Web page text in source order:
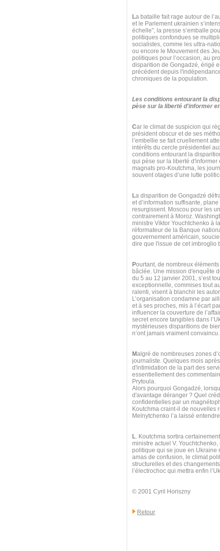
La bataille fait rage autour de
et le Parlement ukrainien
échelle”, la presse s’emballe
politiques confondues se
socialistes, comme les ultra-
ou encore le Mouvement des
politiques pour l’occasion, au
disparition de Gongadzé, érigé
précédent depuis
chroniques de la population.
Les conditions entourant la
pèse sur la liberté d'informer
Car le climat de suspicion qui
président obscur et de ses
l’embellie se fait cruellement
intérêts du cercle présidentiel
conditions entourant la
qui pèse sur la liberté
magnats pro-Koutchma, les
souvent otages d’une lutte
La disparition de Gongadzé
et d’information suffisante,
resurgissent. Moscou pour les
contrairement à Moroz.
ministre Viktor Youchtchenko à
réformateur de la Banque
gouvernement américain,
dire que l'issue de cet imbroglio
Pourtant, de nombreux
bâclée. Une mission d'enquête
du 5 au 12 janvier 2001, s’est
exceptionnelle, commises tout
ralenti, visent à blanchir les
L’organisation condamne par
et à ses proches, mis à l’écart
influencer la couverture de
secret encore tangibles dans
mystérieuses disparitions de
n’ont jamais vraiment convaincu.
Malgré de nombreuses zones
journaliste. Quelques mois
d'intimidation de la part des
essentiellement des
Prytoula.
Alors pourquoi Gongadzé,
d'avantage déranger ? Quel
confidentielles par un
Koutchma craint-il de nouvelles
Melnytchenko l’a laissé
L. Koutchma sortira
ministre actuel V.
politique qui se joue en Ukraine
amas de confusion, le climat
structurelles et des
l’électrochoc qui mettra enfin
© 2001 Cyril Horiszny
Retour